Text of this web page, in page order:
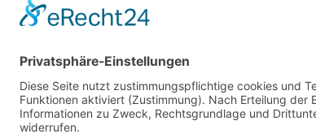
Copyright ©2026 Kotarek. All rights reserved.